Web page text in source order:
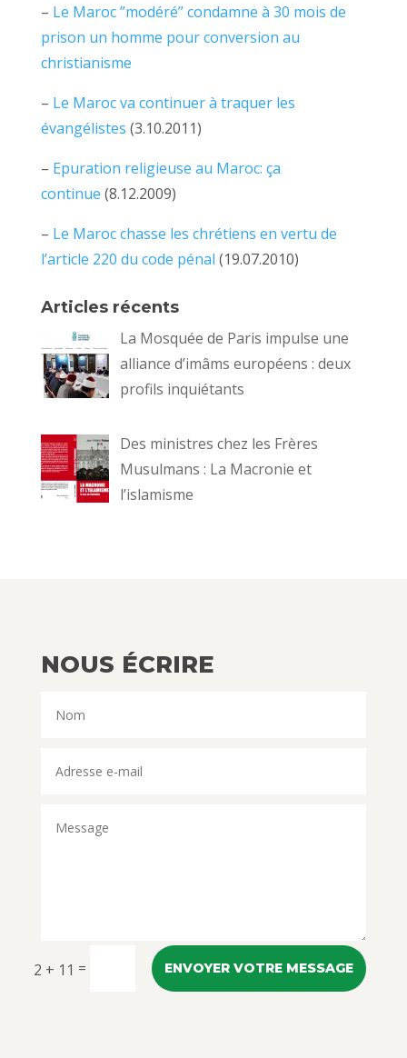
– Le Maroc ”modéré” condamne à 30 mois de
prison un homme pour conversion au
christianisme
– Le Maroc va continuer à traquer les
évangélistes (3.10.2011)
– Epuration religieuse au Maroc: ça
continue (8.12.2009)
– Le Maroc chasse les chrétiens en vertu de
l’article 220 du code pénal (19.07.2010)
Articles récents
La Mosquée de Paris impulse une
alliance d’imâms européens : deux
profils inquiétants
Des ministres chez les Frères
Musulmans : La Macronie et
l’islamisme
NOUS ÉCRIRE
2 + 11 = ENVOYER VOTRE MESSAGE